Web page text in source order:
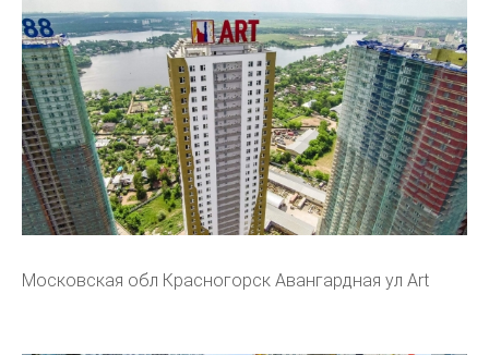
Московская обл Красногорск Авангардная ул Art